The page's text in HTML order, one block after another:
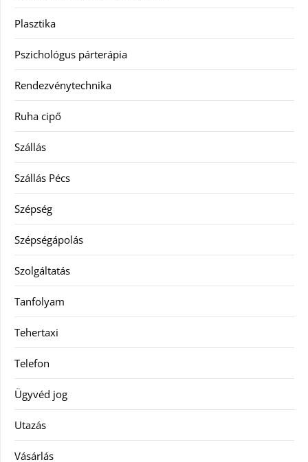
Plasztika
Pszichológus párterápia
Rendezvénytechnika
Ruha cipő
Szállás
Szállás Pécs
Szépség
Szépségápolás
Szolgáltatás
Tanfolyam
Tehertaxi
Telefon
Ügyvéd jog
Utazás
Vásárlás